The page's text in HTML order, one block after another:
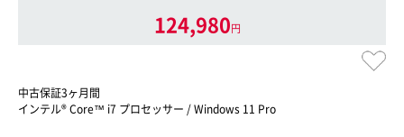
124,980円
中古保証3ヶ月間
インテル® Core™ i7 プロセッサー / Windows 11 Pro